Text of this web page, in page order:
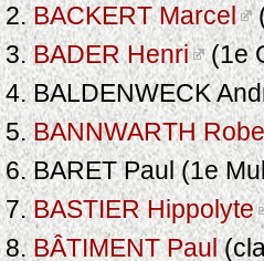
BACKERT Marcel
BADER Henri (1e
BALDENWECK
BANNWARTH
BARET Paul (1e
BASTIER Hippolyte
BÂTIMENT Paul